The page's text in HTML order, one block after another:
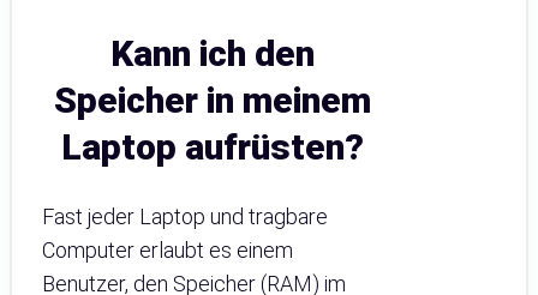
Kann ich den
Speicher in meinem
Laptop aufrüsten?
Fast jeder Laptop und tragbare
Computer erlaubt es einem
Benutzer, den Speicher (RAM) im